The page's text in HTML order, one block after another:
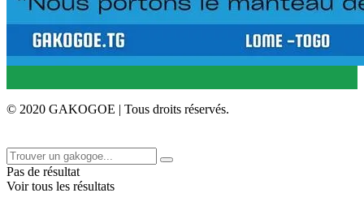
© 2020 GAKOGOE | Tous droits réservés.
Pas de résultat
Voir tous les résultats